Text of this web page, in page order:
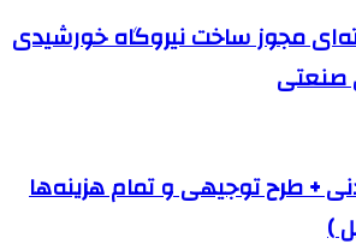
مجوز ساخت نیروگاه خورشیدی
صنعتی
+ طرح توجیهی و تمام هزینه‌ها
)